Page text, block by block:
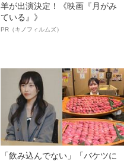
羊が出演決定！《映画『月がみ
ている』》
PR（キノフィルムズ）
「飲み込んでない」「バケツに